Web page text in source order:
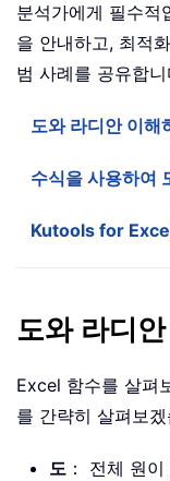
분석가에게 필수적
을 안내하고, 최적
범 사례를 공유합니
도와 라디안 이해
수식을 사용하여
Kutools for
도와 라디
Excel 함수를 살펴
를 간략히 살펴보겠
도 ： 전체 원